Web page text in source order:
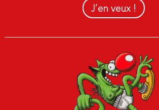
J’en veux !